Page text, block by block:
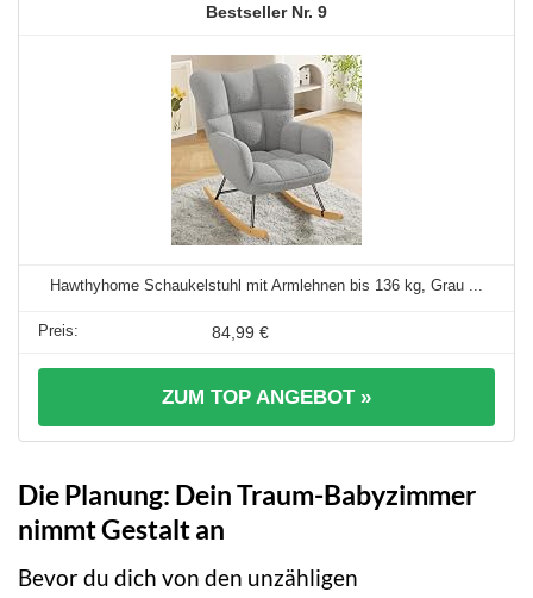
9
Hawthyhome Schaukelstuhl mit Armlehnen bis 136 kg, Grau ...
84,99 €
ZUM TOP ANGEBOT »
Die Planung: Dein Traum-Babyzimmer
nimmt Gestalt an
Bevor du dich von den unzähligen